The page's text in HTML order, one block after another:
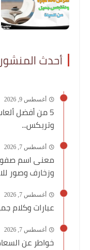
أحدث
أغسطس 9, 2026
5 من أفضل
وتريكس...
أغسطس 7, 2026
معنى اسم
وزخارف وصور
أغسطس 7, 2026
عبارات وكلام
أغسطس 7, 2026
خواطر عن